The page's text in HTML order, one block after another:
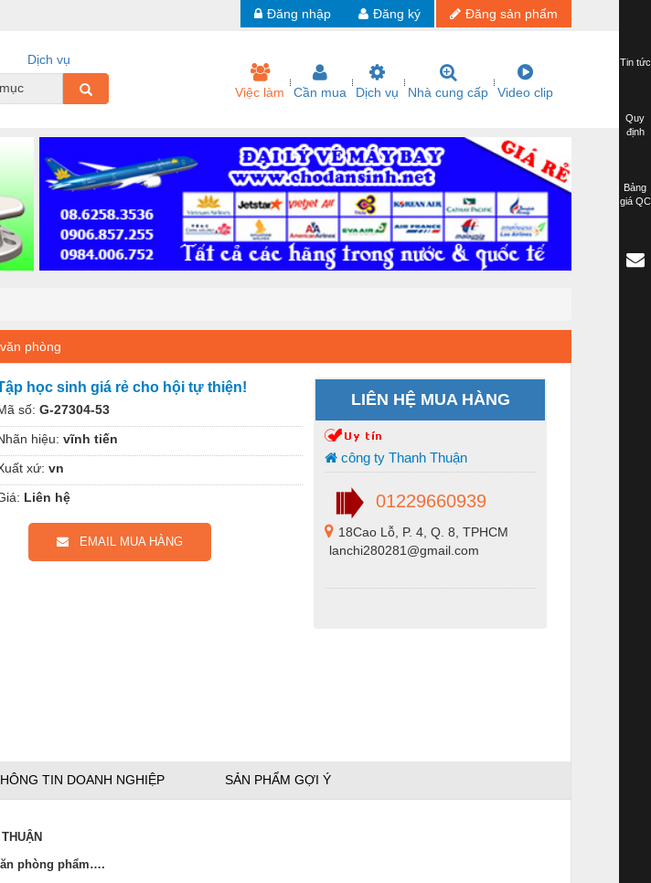
Đăng sản phẩm
Đăng ký
Đăng nhập
Dịch vụ
Việc làm Cần mua Dịch vụ Nhà cung cấp Video clip
phòng
học sinh giá rẻ cho hội tự thiện!
số: G-27304-53
hiệu: vĩnh tiến
xứ: vn
Liên hệ
EMAIL MUA HÀNG
LIÊN HỆ MUA HÀNG
công ty Thanh Thuận
01229660939
18Cao Lỗ, P. 4, Q. 8, TPHCM
lanchi280281@gmail.com
TIN DOANH NGHIỆP SẢN PHẨM GỢI Ý
phòng phẩm….
Tin tức
Quy
định
Bảng
giá QC